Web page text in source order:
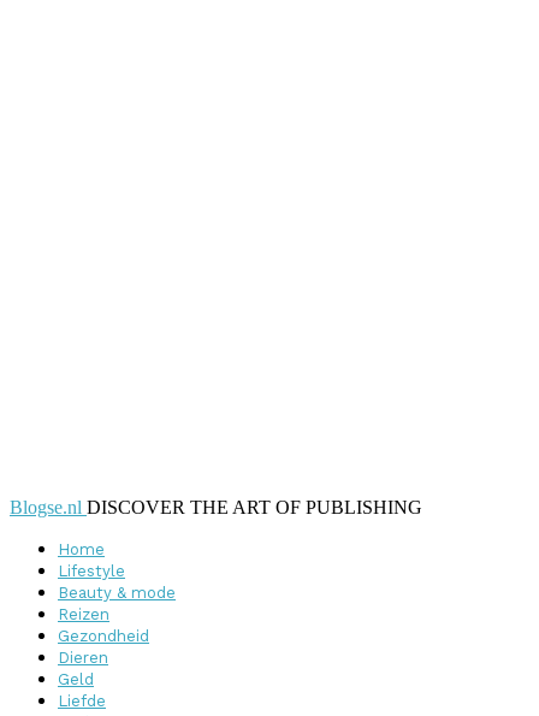
Blogse.nl DISCOVER THE ART OF PUBLISHING
Home
Lifestyle
Beauty & mode
Reizen
Gezondheid
Dieren
Geld
Liefde